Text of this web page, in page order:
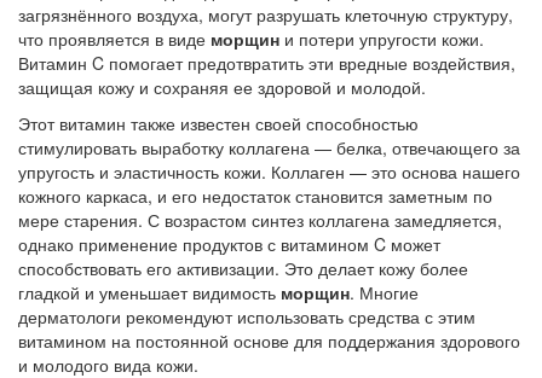
загрязнённого воздуха, могут разрушать клеточную структуру,
что проявляется в виде морщин и потери упругости кожи.
Витамин C помогает предотвратить эти вредные воздействия,
защищая кожу и сохраняя ее здоровой и молодой.
Этот витамин также известен своей способностью
стимулировать выработку коллагена — белка, отвечающего за
упругость и эластичность кожи. Коллаген — это основа нашего
кожного каркаса, и его недостаток становится заметным по
мере старения. С возрастом синтез коллагена замедляется,
однако применение продуктов с витамином C может
способствовать его активизации. Это делает кожу более
гладкой и уменьшает видимость морщин. Многие
дерматологи рекомендуют использовать средства с этим
витамином на постоянной основе для поддержания здорового
и молодого вида кожи.